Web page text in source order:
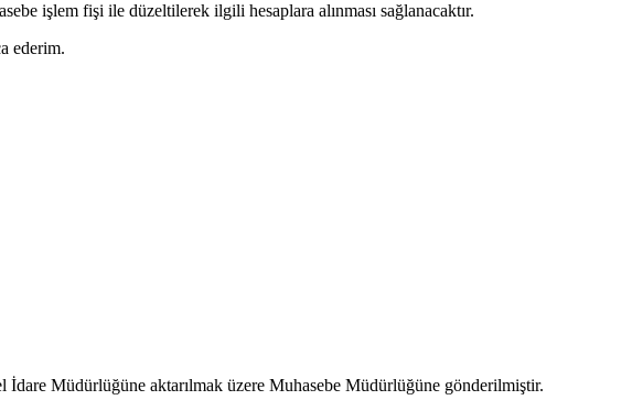
işlem fişi ile düzeltilerek ilgili hesaplara alınması sağlanacaktır.
ederim.
İdare Müdürlüğüne aktarılmak üzere Muhasebe Müdürlüğüne gönderilmiştir.